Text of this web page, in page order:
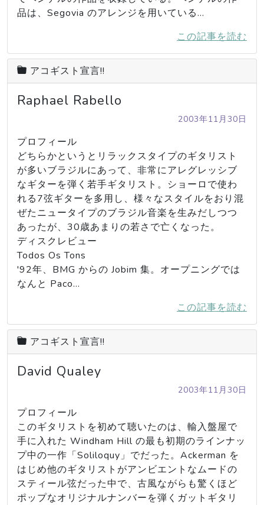
品は、Segovia のアレンジを用いている…
この記事を読む
アコギスト宣言!!
Raphael Rabello
2003年11月30日
プロフィール
どちらかというとリラックスタイプのギタリスト
が多いブラジルにあって、非常にアレグレッシブ
なギターを弾く若手ギタリスト。ショーロで使わ
れる7弦ギターを多用し、様々なスタイルをおり混
ぜたニュータイプのブラジル音楽を生みだしつつ
あったが、30歳あまりの若さで亡くなった。
ディスクレビュー
Todos Os Tons
'92年、BMG からの Jobim 集。オープニングでは
なんと Paco…
この記事を読む
アコギスト宣言!!
David Qualey
2003年11月30日
プロフィール
このギタリストを初めて聴いたのは、輸入盤屋で
手に入れた Windham Hill の最も初期のラインナッ
プ中の一作「Soliloquy」でだった。Ackerman を
はじめ他のギタリストがアンビエントなムードの
スティール弦だった中で、古風ながらも驚くほど
ポップなオリジナルナンバーを弾くガットギタリ